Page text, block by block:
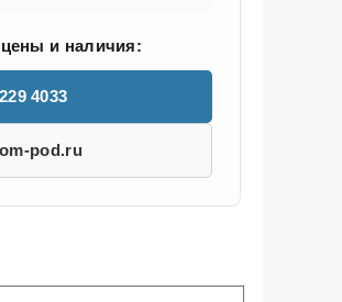
и наличия:
4033
pod.ru